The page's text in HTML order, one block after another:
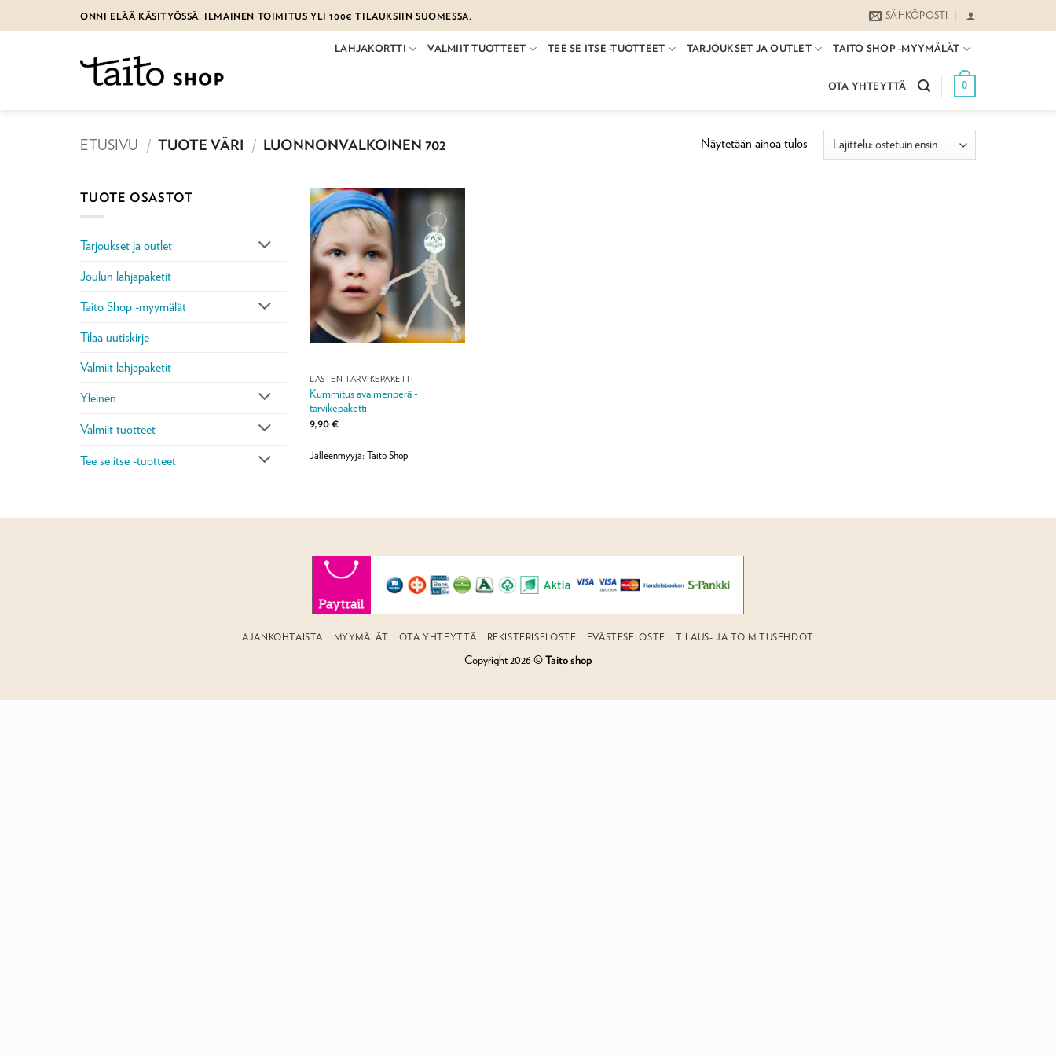
to
ONNI ELÄÄ KÄSITYÖSSÄ. ILMAINEN TOIMITUS YLI 100€ TILAUKSIIN SUOMESSA. SÄHKÖPOSTI
LAHJAKORTTI VALMIIT TUOTTEET TEE SE ITSE -TUOTTEET TARJOUKSET JA OUTLET TAITO SHOP -MYYMÄLÄT
OTA YHTEYTTÄ 0
ETUSIVU / TUOTE VÄRI / LUONNONVALKOINEN 702 Näytetään ainoa tulos
TUOTE OSASTOT
Tarjoukset ja outlet
Joulun lahjapaketit
Taito Shop -myymälät
Tilaa uutiskirje
Valmiit lahjapaketit
Yleinen
Valmiit tuotteet
Tee se itse -tuotteet
LASTEN TARVIKEPAKETIT
Kummitus avaimenperä -
tarvikepaketti
9,90€
Jälleenmyyjä: Taito Shop
AJANKOHTAISTA MYYMÄLÄT OTA YHTEYTTÄ REKISTERISELOSTE EVÄSTESELOSTE TILAUS- JA TOIMITUSEHDOT
Copyright 2026 ©Taito shop